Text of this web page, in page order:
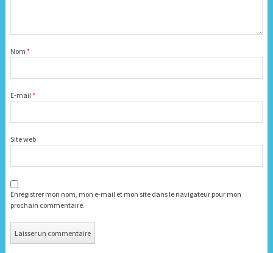
Nom *
E-mail*
Site web
Enregistrer mon nom, mon e-mail et mon site dans le navigateur pour mon
prochain commentaire.